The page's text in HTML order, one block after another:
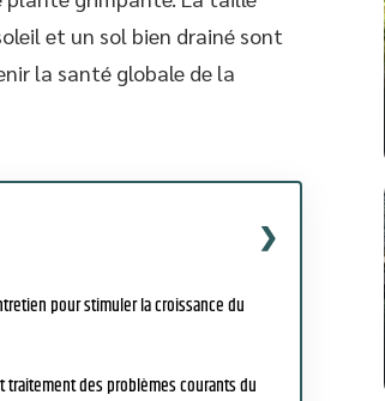
et un sol bien drainé sont
la santé globale de la
pour stimuler la croissance du
traitement des problèmes courants du